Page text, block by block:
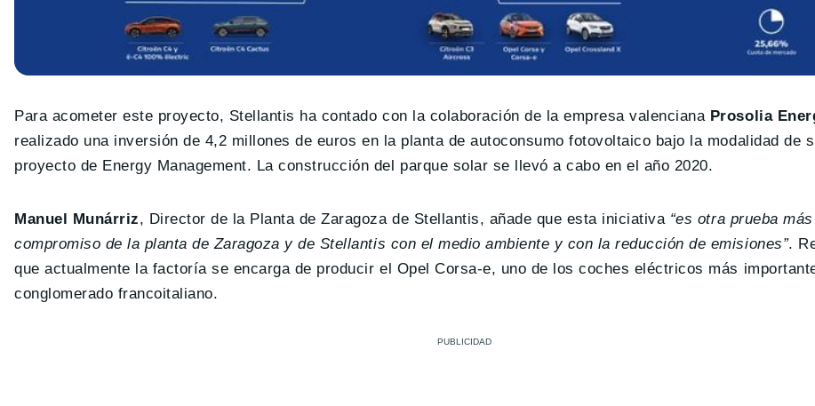
Para acometer este proyecto, Stellantis ha contado con la colaboración de la empresa valenciana Prosolia
realizado una inversión de 4,2 millones de euros en la planta de autoconsumo fotovoltaico bajo la modalidad de
proyecto de Energy Management. La construcción del parque solar se llevó a cabo en el año 2020.
Manuel Munárriz, Director de la Planta de Zaragoza de Stellantis, añade que esta iniciativa “es otra prueba
compromiso de la planta de Zaragoza y de Stellantis con el medio ambiente y con la reducción de emisiones”.
que actualmente la factoría se encarga de producir el Opel Corsa-e, uno de los coches eléctricos más
conglomerado francoitaliano.